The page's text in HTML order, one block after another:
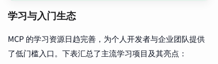
学习与入门生态
MCP 的学习资源日趋完善，为个人开发者与企业团队提供
了低门槛入口。下表汇总了主流学习项目及其亮点：